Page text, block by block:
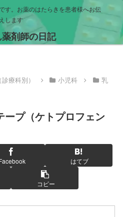
す。お薬のはたらきを患者様へお伝
えします
剤師の日記
療科別） 小児科
乳
ープ（ケトプロフェン
はてブ
コピー